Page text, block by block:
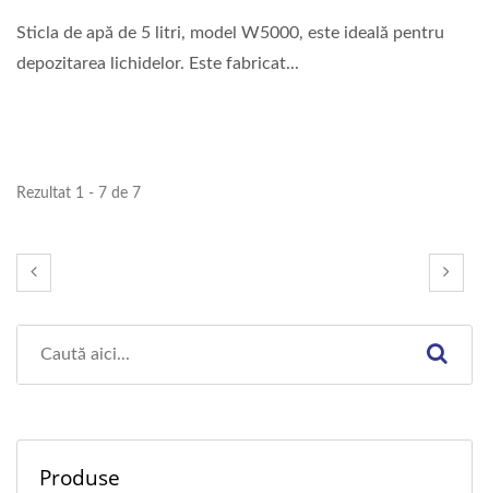
Sticla de apă de 5 litri, model W5000, este ideală pentru
depozitarea lichidelor. Este fabricat...
Rezultat 1 - 7 de 7
Produse